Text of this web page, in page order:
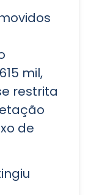
mil,
restrita
de